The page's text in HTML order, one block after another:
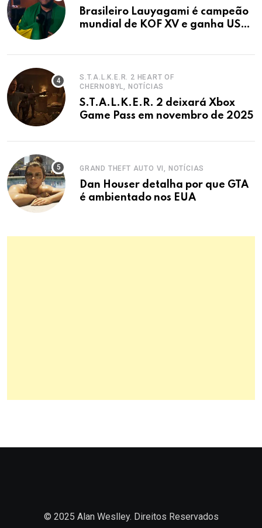
Brasileiro Lauyagami é campeão
mundial de KOF XV e ganha US$
S.T.A.L.K.E.R. 2 HEART OF
CHERNOBYL, NOTÍCIAS
S.T.A.L.K.E.R. 2 deixará Xbox
Game Pass em novembro de 2025
GRAND THEFT AUTO VI, NOTÍCIAS
Dan Houser detalha por que GTA
é ambientado nos EUA
© 2025 Alan Weslley. Direitos Reservados